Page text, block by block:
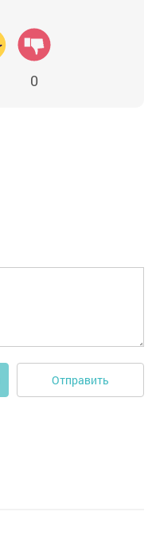
0
Отправить